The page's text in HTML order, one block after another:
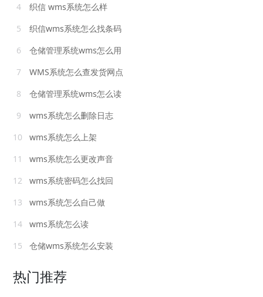
4
织信 wms系统怎么样
5
织信wms系统怎么找条码
6
仓储管理系统wms怎么用
7
WMS系统怎么查发货网点
8
仓储管理系统wms怎么读
9
wms系统怎么删除日志
10
wms系统怎么上架
11
wms系统怎么更改声音
12
wms系统密码怎么找回
13
wms系统怎么自己做
14
wms系统怎么读
15
仓储wms系统怎么安装
热门推荐